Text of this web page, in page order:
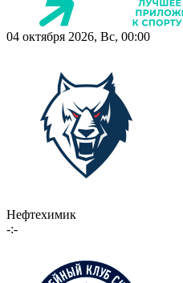
04 октября 2026, Вс, 00:00
Нефтехимик
-:-